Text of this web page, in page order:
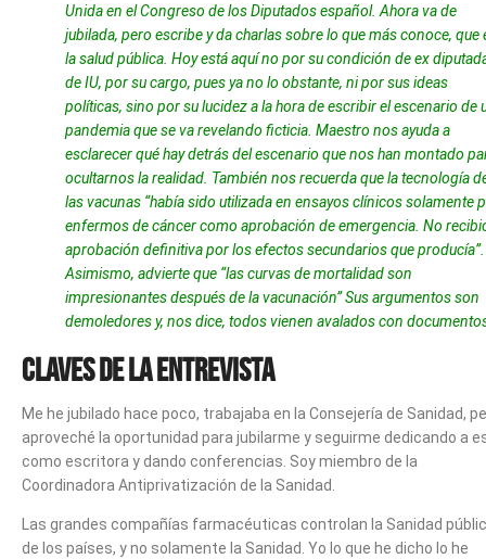
Unida en el Congreso de los Diputados español. Ahora va de
jubilada, pero escribe y da charlas sobre lo que más conoce, que
la salud pública. Hoy está aquí no por su condición de ex
de IU, por su cargo, pues ya no lo obstante, ni por sus ideas
políticas, sino por su lucidez a la hora de escribir el escenario de
pandemia que se va revelando ficticia. Maestro nos ayuda a
esclarecer qué hay detrás del escenario que nos han montado
ocultarnos la realidad. También nos recuerda que la tecnología
las vacunas “había sido utilizada en ensayos clínicos solamente
enfermos de cáncer como aprobación de emergencia. No
aprobación definitiva por los efectos secundarios que producía”.
Asimismo, advierte que “las curvas de mortalidad son
impresionantes después de la vacunación” Sus argumentos son
demoledores y, nos dice, todos vienen avalados con
CLAVES DE LA ENTREVISTA
Me he jubilado hace poco, trabajaba en la Consejería de Sanidad,
aproveché la oportunidad para jubilarme y seguirme dedicando a
como escritora y dando conferencias. Soy miembro de la
Coordinadora Antiprivatización de la Sanidad.
Las grandes compañías farmacéuticas controlan la Sanidad
de los países, y no solamente la Sanidad. Yo lo que he dicho lo he